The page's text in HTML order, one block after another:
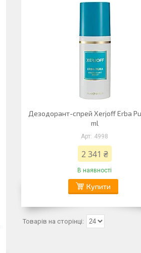
Дезодорант-спрей Xerjoff Erba
ml
4998
2 341 ₴
В наявності
Купити